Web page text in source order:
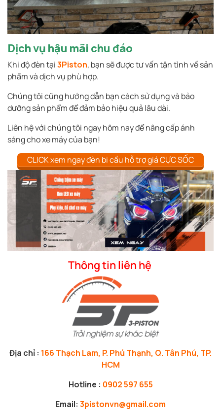
Dịch vụ hậu mãi chu đáo
Khi độ đèn tại3Piston, bạn sẽ được tư vấn tận tình về sản
phẩm và dịch vụ phù hợp.
Chúng tôi cũng hướng dẫn bạn cách sử dụng và bảo
dưỡng sản phẩm để đảm bảo hiệu quả lâu dài.
Liên hệ với chúng tôi ngay hôm nay để nâng cấp ánh
sáng cho xe máy của bạn!
CLICK xem ngay đèn bi cầu hỗ trợ giá CỰC SỐC
Thông tin liên hệ
Địa chỉ : 166 Thạch Lam, P. Phú Thạnh, Q. Tân Phú, TP.
HCM
Hotline : 0902 597 655
Email: 3pistonvn@gmail.com